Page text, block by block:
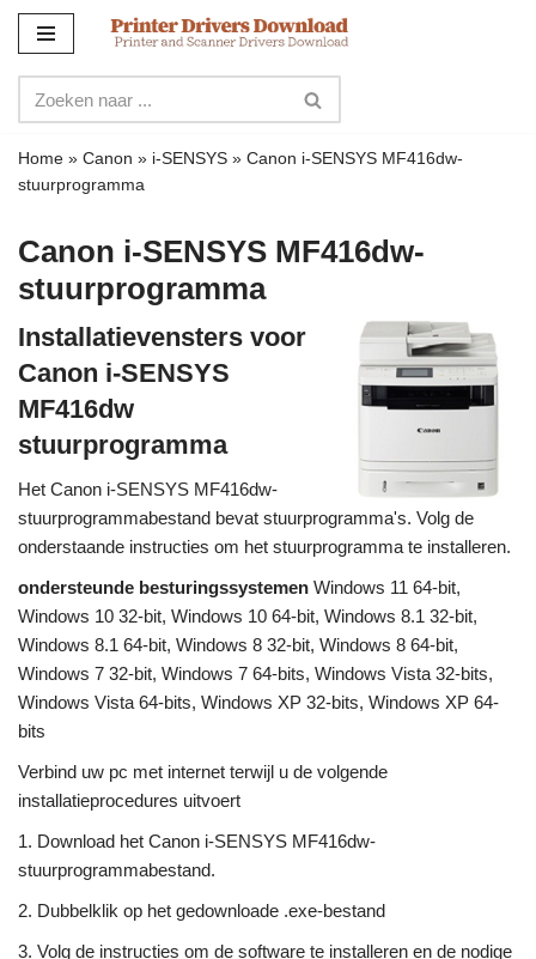
naar
de
inhoud
Home » Canon » i-SENSYS » Canon i-SENSYS MF416dw-
stuurprogramma
Canon i-SENSYS MF416dw-
stuurprogramma
Installatievensters voor
Canon i-SENSYS
MF416dw
stuurprogramma
Het Canon i-SENSYS MF416dw-
stuurprogrammabestand bevat stuurprogramma's. Volg de
onderstaande instructies om het stuurprogramma te installeren.
ondersteunde besturingssystemen Windows 11 64-bit,
Windows 10 32-bit, Windows 10 64-bit, Windows 8.1 32-bit,
Windows 8.1 64-bit, Windows 8 32-bit, Windows 8 64-bit,
Windows 7 32-bit, Windows 7 64-bits, Windows Vista 32-bits,
Windows Vista 64-bits, Windows XP 32-bits, Windows XP 64-
bits
Verbind uw pc met internet terwijl u de volgende
installatieprocedures uitvoert
1. Download het Canon i-SENSYS MF416dw-
stuurprogrammabestand.
2. Dubbelklik op het gedownloade .exe-bestand
3. Volg de instructies om de software te installeren en de nodige